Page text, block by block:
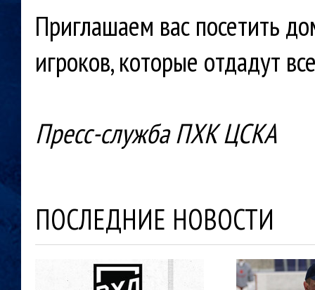
Приглашаем вас посетить
игроков, которые отдадут
Пресс-служба ПХК ЦСКА
ПОСЛЕДНИЕ НОВОСТИ